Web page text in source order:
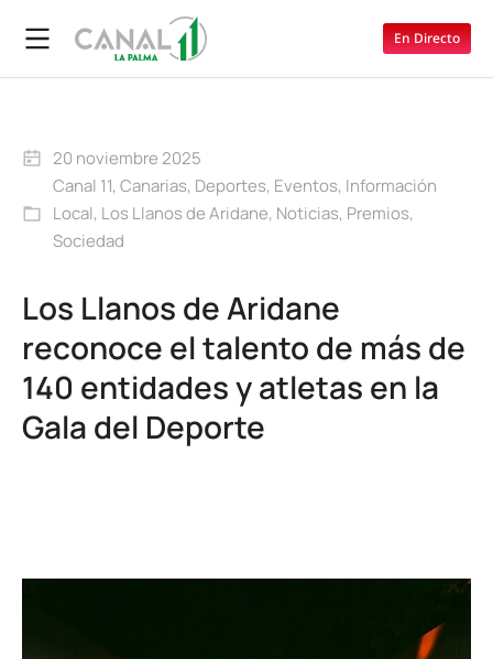
En Directo
20 noviembre 2025
Canal 11, Canarias, Deportes, Eventos, Información
Local, Los Llanos de Aridane, Noticias, Premios,
Sociedad
Los Llanos de Aridane
reconoce el talento de más de
140 entidades y atletas en la
Gala del Deporte